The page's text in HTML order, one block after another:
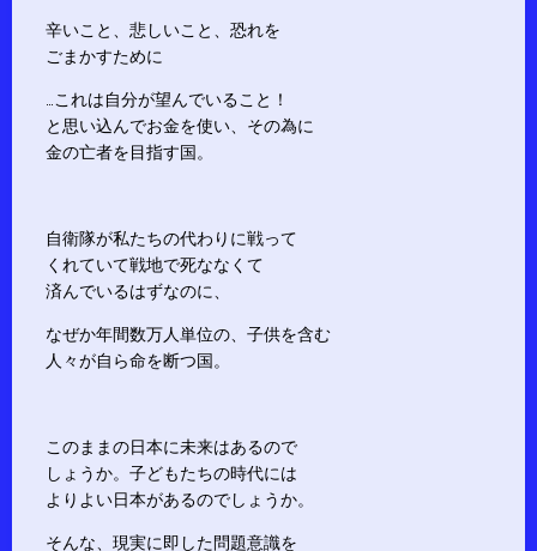
辛いこと、悲しいこと、恐れを
ごまかすために
…これは自分が望んでいること！
と思い込んでお金を使い、その為に
金の亡者を目指す国。
自衛隊が私たちの代わりに戦って
くれていて戦地で死ななくて
済んでいるはずなのに、
なぜか年間数万人単位の、子供を含む
人々が自ら命を断つ国。
このままの日本に未来はあるので
しょうか。子どもたちの時代には
よりよい日本があるのでしょうか。
そんな、現実に即した問題意識を